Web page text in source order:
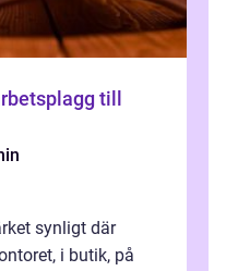
synligt där
i butik, på